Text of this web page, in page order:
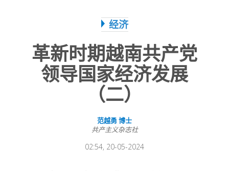
经济
革新时期越南共产党
领导国家经济发展
（二）
范越勇 博士
共产主义杂志社
02:54, 20-05-2024